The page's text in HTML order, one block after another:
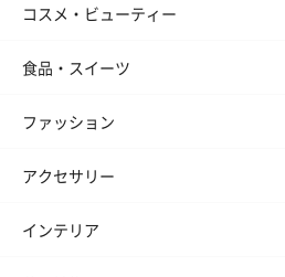
コスメ・ビューティー
食品・スイーツ
ファッション
アクセサリー
インテリア